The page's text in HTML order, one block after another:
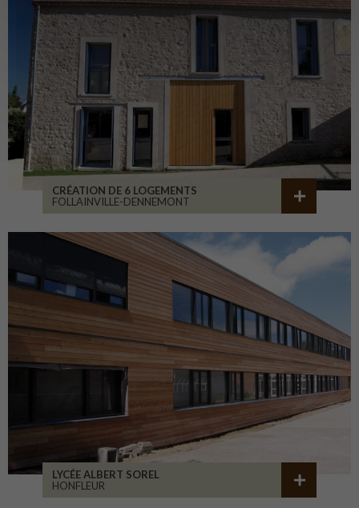
CRÉATION DE 6 LOGEMENTS
FOLLAINVILLE-DENNEMONT
LYCÉE ALBERT SOREL
HONFLEUR